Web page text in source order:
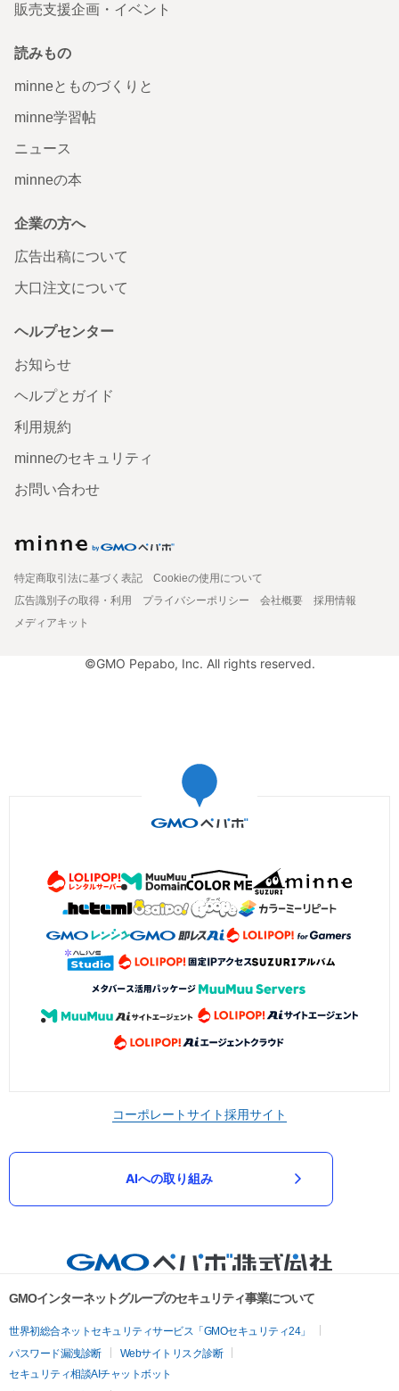
販売支援企画・イベント
読みもの
minneとものづくりと
minne学習帖
ニュース
minneの本
企業の方へ
広告出稿について
大口注文について
ヘルプセンター
お知らせ
ヘルプとガイド
利用規約
minneのセキュリティ
お問い合わせ
特定商取引法に基づく表記
Cookieの使用について
広告識別子の取得・利用
プライバシーポリシー 会社概要
採用情報
メディアキット
©GMO Pepabo, Inc. All rights reserved.
コーポレートサイト採用サイト
AIへの取り組み
GMOインターネットグループのセキュリティ事業について
世界初総合ネットセキュリティサービス「GMOセキュリティ24」
パスワード漏洩診断
Webサイトリスク診断
セキュリティ相談AIチャットボット